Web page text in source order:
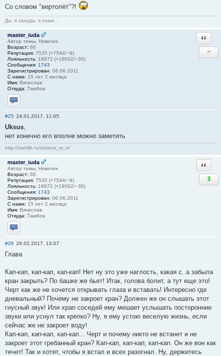
Со словом "вертолёт"?!
Да, я зануда, я знаю...
master_iuda
Автор темы, Новичок
Возраст: 60
Репутация: 7535 (+7544/−9)
Лояльность: 18972 (+19002/−30)
Сообщения: 1743
Зарегистрирован: 06.06.2011
С нами: 15 лет 2 месяца
Имя: Вячеслав
Откуда: Тамбов
Отправить личное сообщение
−
#25 24.01.2017, 11:05
Uksus
нет конечно его вполне можно заметить
http://samlib.ru/s/sizow_w_n/
master_iuda
Автор темы, Новичок
Возраст: 60
Репутация: 7535 (+7544/−9)
Лояльность: 18972 (+19002/−30)
Сообщения: 1743
Зарегистрирован: 06.06.2011
С нами: 15 лет 2 месяца
Имя: Вячеслав
Откуда: Тамбов
Отправить личное сообщение
3
#26 26.02.2017, 13:07
Глава
Кап-кап, кап-кап, кап-кап! Нет ну это уже наглость, какая с..а забыла
кран закрыть? По башке же бьет! Итак, голова болит, а тут еще это!
Черт как же не хочется открывать глаза и вставать! Интересно где
дневальный? Почему не закроет кран? Должен же он слышать этот
гнусный звук! Или храп соседей ему мешает услышать посторонние
звуки или уснул так крепко? Ну, я ему устою веселую жизнь, если
сейчас же не закроет воду!
Кап-кап, кап-кап, кап-кап... Черт и почему никто не встанет и не
закроет этот гребанный кран? Кап-кап, кап-кап, кап-кап. Он же вон как
течет! Так и хотят, чтобы я встал и всех разогнал. Ну, держитесь